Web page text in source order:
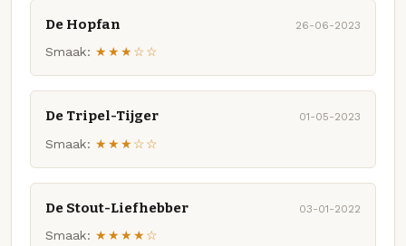
De Hopfan 26-06-2023
Smaak: ★★★☆☆
De Tripel-Tijger 01-05-2023
Smaak: ★★★☆☆
De Stout-Liefhebber 03-01-2022
Smaak: ★★★★☆